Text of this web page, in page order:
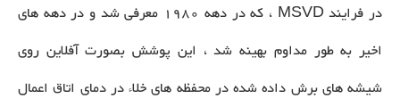
در فرایند MSVD ، که در دهه 1980 معرفی شد و در دهه های
اخیر به طور مداوم بهینه شد ، این پوشش بصورت آفلاین روی
شیشه های برش داده شده در محفظه های خلاء در دمای اتاق اعمال